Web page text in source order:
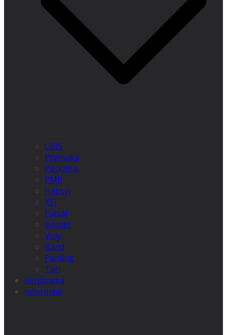
OSIS
Pramuka
Paskibra
PMR
Habsyi
KSI
Futsal
Basket
Voly
Band
Panting
Tari
Kerjasama
Informasi